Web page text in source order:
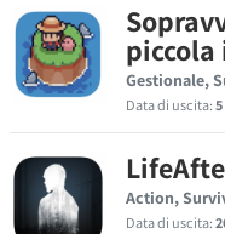
piccola
Gestionale,
Data di uscita:
Action,
Data di uscita: